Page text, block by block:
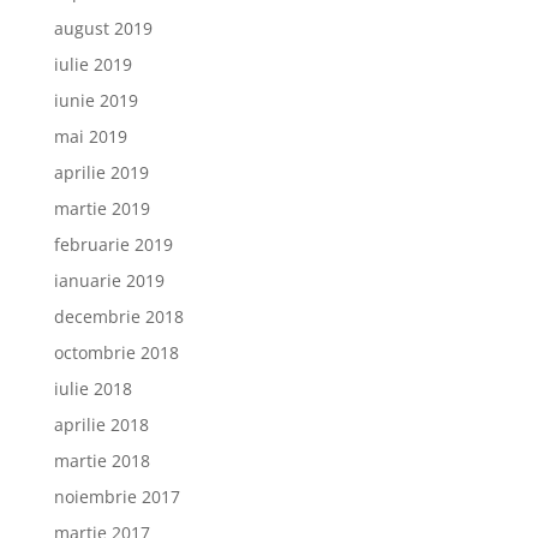
august 2019
iulie 2019
iunie 2019
mai 2019
aprilie 2019
martie 2019
februarie 2019
ianuarie 2019
decembrie 2018
octombrie 2018
iulie 2018
aprilie 2018
martie 2018
noiembrie 2017
martie 2017